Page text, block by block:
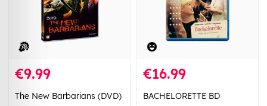
€9.99
The New Barbarians (DVD)
€16.99
BACHELORETTE BD